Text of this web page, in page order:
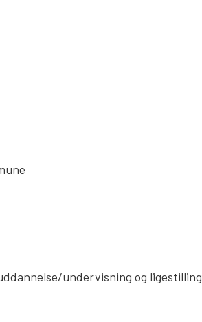
undervisning og ligestilling